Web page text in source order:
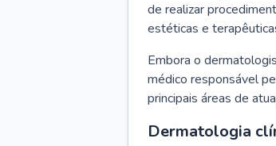
de realizar
estéticas e
Embora o
médico responsável
principais áreas de
Dermatologia